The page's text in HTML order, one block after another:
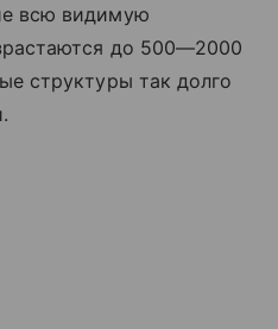
всю видимую
до 500—2000
структуры так долго